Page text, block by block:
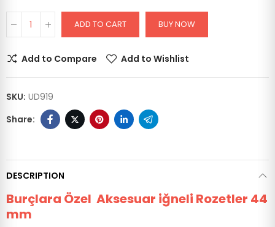
ADD TO CART BUY NOW
Add to Compare Add to Wishlist
SKU: UD919
DESCRIPTION
Burçlara Özel Aksesuar iğneli Rozetler 44
mm